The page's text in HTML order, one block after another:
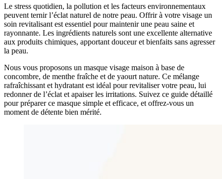
Le stress quotidien, la pollution et les facteurs environnementaux
peuvent ternir l’éclat naturel de notre peau. Offrir à votre visage un
soin revitalisant est essentiel pour maintenir une peau saine et
rayonnante. Les ingrédients naturels sont une excellente alternative
aux produits chimiques, apportant douceur et bienfaits sans agresser
la peau.
Nous vous proposons un masque visage maison à base de
concombre, de menthe fraîche et de yaourt nature. Ce mélange
rafraîchissant et hydratant est idéal pour revitaliser votre peau, lui
redonner de l’éclat et apaiser les irritations. Suivez ce guide détaillé
pour préparer ce masque simple et efficace, et offrez-vous un
moment de détente bien mérité.